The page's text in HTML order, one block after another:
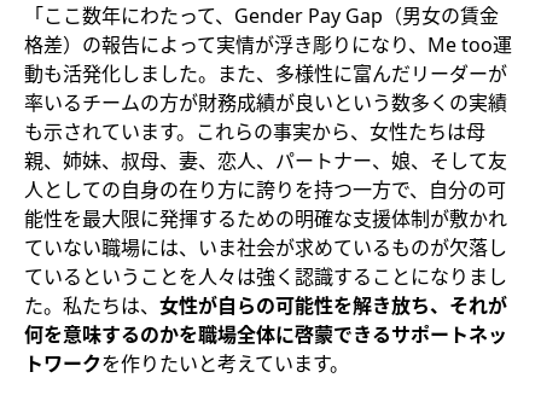
「ここ数年にわたって、Gender Pay Gap（男女の賃金
格差）の報告によって実情が浮き彫りになり、Me too運
動も活発化しました。また、多様性に富んだリーダーが
率いるチームの方が財務成績が良いという数多くの実績
も示されています。これらの事実から、女性たちは母
親、姉妹、叔母、妻、恋人、パートナー、娘、そして友
人としての自身の在り方に誇りを持つ一方で、自分の可
能性を最大限に発揮するための明確な支援体制が敷かれ
ていない職場には、いま社会が求めているものが欠落し
ているということを人々は強く認識することになりまし
た。私たちは、 女性が自らの可能性を解き放ち、それが
何を意味するのかを職場全体に啓蒙できるサポートネッ
トワークを作りたいと考えています。